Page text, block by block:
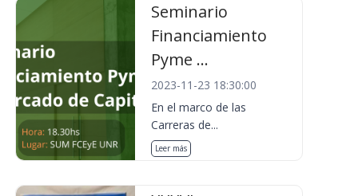
Seminario
Financiamiento
Pyme ...
2023-11-23 18:30:00
En el marco de las
Carreras de...
Leer más